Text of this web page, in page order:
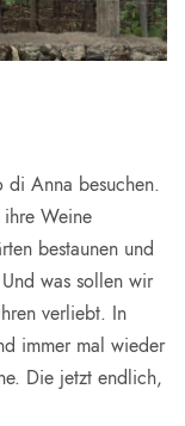
di Anna besuchen.
Weine
bestaunen und
was sollen wir
verliebt. In
immer mal wieder
Die jetzt endlich,